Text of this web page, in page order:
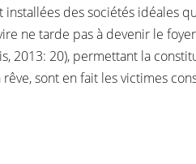
des sociétés idéales
ne tarde pas à devenir le
2013: 20), permettant la
sont en fait les victimes